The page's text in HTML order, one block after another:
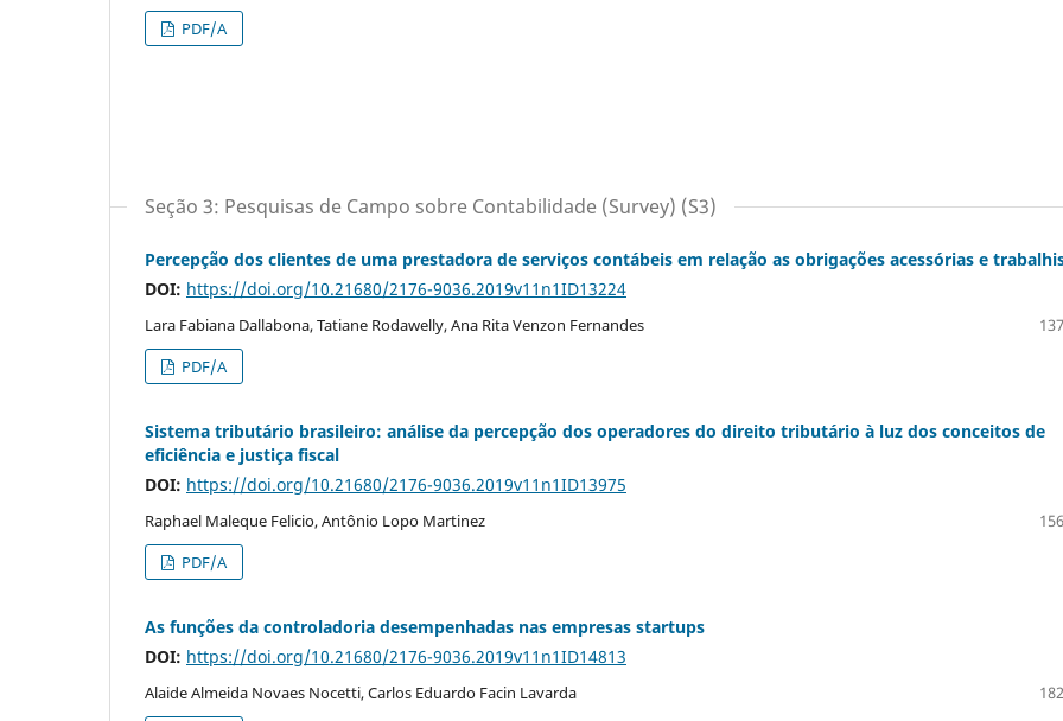
PDF/A
Seção 3: Pesquisas de Campo sobre Contabilidade (Survey) (S3)
Percepção dos clientes de uma prestadora de serviços contábeis em relação as obrigações acessórias e
DOI: https://doi.org/10.21680/2176-9036.2019v11n1ID13224
Lara Fabiana Dallabona, Tatiane Rodawelly, Ana Rita Venzon Fernandes
PDF/A
Sistema tributário brasileiro: análise da percepção dos operadores do direito tributário à luz dos conceitos de
eficiência e justiça fiscal
DOI: https://doi.org/10.21680/2176-9036.2019v11n1ID13975
Raphael Maleque Felicio, Antônio Lopo Martinez
PDF/A
As funções da controladoria desempenhadas nas empresas startups
DOI: https://doi.org/10.21680/2176-9036.2019v11n1ID14813
Alaide Almeida Novaes Nocetti, Carlos Eduardo Facin Lavarda